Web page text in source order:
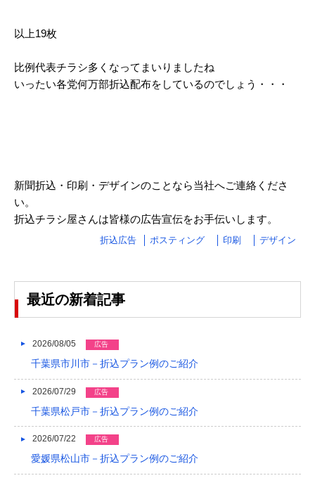
2024/01
2023/09
2023/08
2023/05
2023/04
2023/03
2022/12
2022/11
以上19枚
比例代表チラシ多くなってまいりましたね
いったい各党何万部折込配布をしているのでしょう・・・
新聞折込・印刷・デザインのことなら当社へご連絡くださ
い。
折込チラシ屋さんは皆様の広告宣伝をお手伝いします。
折込広告 ポスティング 印刷 デザイン
最近の新着記事
2026/08/05 広告
千葉県市川市－折込プラン例のご紹介
2026/07/29 広告
千葉県松戸市－折込プラン例のご紹介
2026/07/22 広告
愛媛県松山市－折込プラン例のご紹介